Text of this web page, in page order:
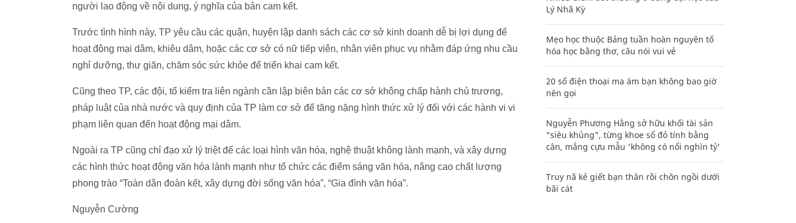
người lao động về nội dung, ý nghĩa của bản cam kết.
Trước tình hình này, TP yêu cầu các quận, huyện lập danh sách các cơ sở kinh doanh dễ bị lợi dụng để
hoạt động mại dâm, khiêu dâm, hoặc các cơ sở có nữ tiếp viên, nhân viên phục vụ nhằm đáp ứng nhu cầu
nghỉ dưỡng, thư giãn, chăm sóc sức khỏe để triển khai cam kết.
Cũng theo TP, các đội, tổ kiểm tra liên ngành cần lập biên bản các cơ sở không chấp hành chủ trương,
pháp luật của nhà nước và quy định của TP làm cơ sở để tăng nặng hình thức xử lý đối với các hành vi vi
phạm liên quan đến hoạt động mại dâm.
Ngoài ra TP cũng chỉ đạo xử lý triệt để các loại hình văn hóa, nghệ thuật không lành mạnh, và xây dựng
các hình thức hoạt động văn hóa lành mạnh như tổ chức các điểm sáng văn hóa, nâng cao chất lượng
phong trào “Toàn dân đoàn kết, xây dựng đời sống văn hóa”, “Gia đình văn hóa”.
Nguyễn Cường
Lý Nhã Kỳ
Mẹo học thuộc Bảng tuần hoàn nguyên tố
hóa học bằng thơ, câu nói vui vẻ
20 số điện thoại ma ám bạn không bao giờ
nên gọi
Nguyễn Phương Hằng sở hữu khối tài sản
"siêu khủng", từng khoe sổ đỏ tính bằng
cân, mắng cựu mẫu 'không có nổi nghìn tỷ'
Truy nã kẻ giết bạn thân rồi chôn ngồi dưới
bãi cát